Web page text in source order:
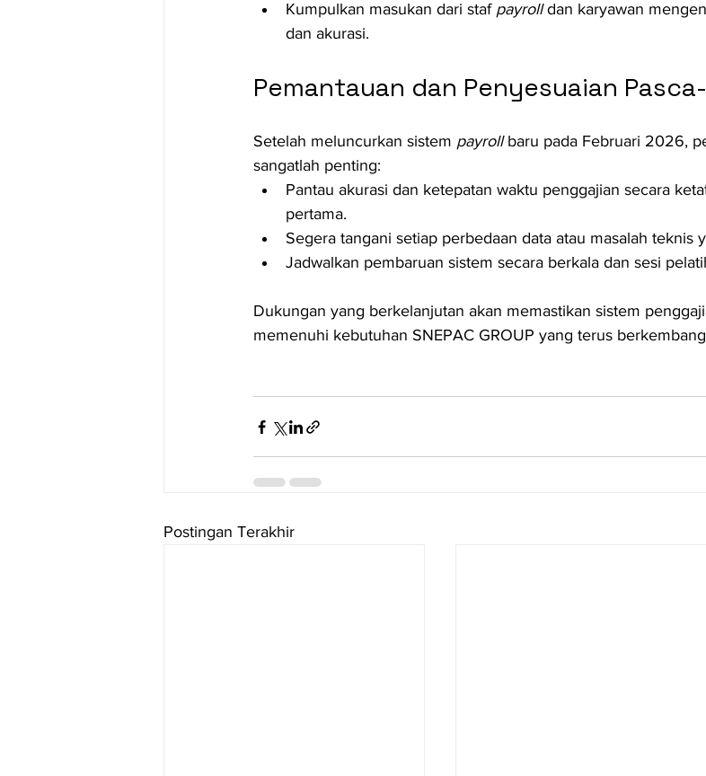
Kumpulkan masukan dari staf payroll dan karyawan
dan akurasi.
Pemantauan dan Penyesuaian
Setelah meluncurkan sistem payroll baru pada Februari 2026,
sangatlah penting:
Pantau akurasi dan ketepatan waktu penggajian secara
pertama.
Segera tangani setiap perbedaan data atau masalah teknis
Jadwalkan pembaruan sistem secara berkala dan sesi
Dukungan yang berkelanjutan akan memastikan sistem
memenuhi kebutuhan SNEPAC GROUP yang terus
Postingan Terakhir